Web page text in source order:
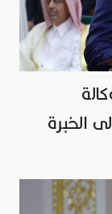
الخبرة